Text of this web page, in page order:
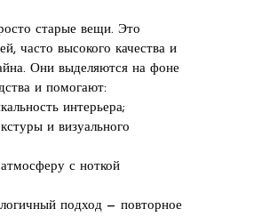
старые вещи. Это
часто высокого качества и
Они выделяются на фоне
и помогают:
интерьера;
и визуального
с ноткой
подход — повторное